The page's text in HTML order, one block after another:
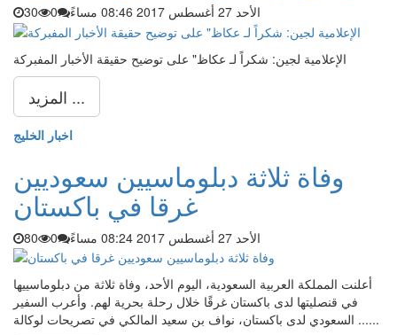
الأحد 27 أغسطس 2017 08:46 مساءً 0
30
الإعلامية لجين: شكراً لـ عكاظ" على توضيح حقيقة الأخبار المفبركة
المزيد ...
اخبار الخليج
وفاة ثلاثة دبلوماسيين سعوديين
غرقا في باكستان
الأحد 27 أغسطس 2017 08:24 مساءً 0
80
أعلنت المملكة العربية السعودية، اليوم الأحد، وفاة ثلاثة من دبلوماسييها
في قنصليتها لدى باكستان غرقًا خلال رحلة بحرية لهم. وأعرب السفير
السعودي لدى باكستان، نواف بن سعيد المالكي في تصريحات لوكالة ......